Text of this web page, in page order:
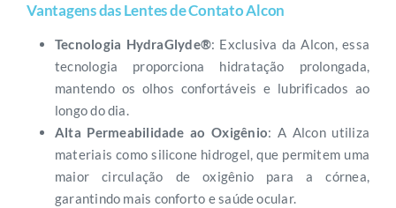
Vantagens das Lentes de Contato Alcon
Tecnologia HydraGlyde®: Exclusiva da Alcon, essa
tecnologia proporciona hidratação prolongada,
mantendo os olhos confortáveis e lubrificados ao
longo do dia.
Alta Permeabilidade ao Oxigênio: A Alcon utiliza
materiais como silicone hidrogel, que permitem uma
maior circulação de oxigênio para a córnea,
garantindo mais conforto e saúde ocular.